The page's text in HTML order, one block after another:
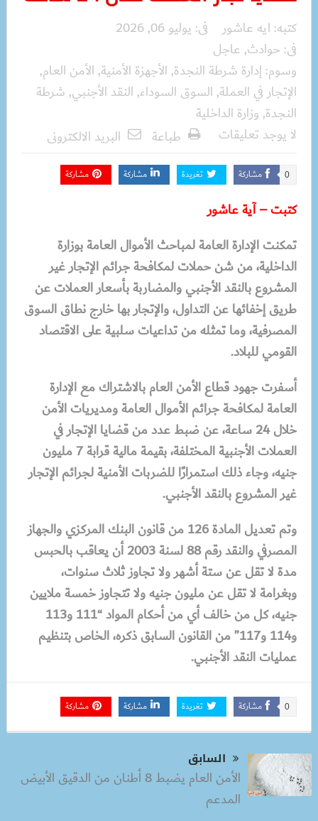
كتبه: ايه عاشور فى: يوليو 06, 2026
فى: حوادث, عاجل
وسوم: إدارة شرطة النجدة, الأجهزة الأمنية, الأمن العام,
الإتجار في العملة, السوق السوداء, النقد الأجنبي, شرطة
النجدة, وزارة الداخلية
لا يوجد تعليقات
طباعة البريد الالكترونى
مشاركة 0 تغريدة مشاركة مشاركة
كتبت – آية عاشور
تمكنت الإدارة العامة لمباحث الأموال العامة بوزارة
الداخلية، من شن حملات لمكافحة جرائم الإتجار غير
المشروع بالنقد الأجنبي والمضاربة بأسعار العملات عن
طريق إخفائها عن التداول، والإتجار بها خارج نطاق السوق
المصرفية، وما تمثله من تداعيات سلبية على الاقتصاد
القومي للبلاد.
أسفرت جهود قطاع الأمن العام بالاشتراك مع الإدارة
العامة لمكافحة جرائم الأموال العامة ومديريات الأمن
خلال 24 ساعة، عن ضبط عدد من قضايا الإتجار في
العملات الأجنبية المختلفة، بقيمة مالية قرابة 7 مليون
جنيه، وجاء ذلك استمرارًا للضربات الأمنية لجرائم الإتجار
غير المشروع بالنقد الأجنبي.
وتم تعديل المادة 126 من قانون البنك المركزي والجهاز
المصرفي والنقد رقم 88 لسنة 2003 أن يعاقب بالحبس
مدة لا تقل عن ستة أشهر ولا تجاوز ثلاث سنوات،
وبغرامة لا تقل عن مليون جنيه ولا تتجاوز خمسة ملايين
جنيه، كل من خالف أي من أحكام المواد “111 و113
و114 و117” من القانون السابق ذكره، الخاص بتنظيم
عمليات النقد الأجنبي.
مشاركة 0 تغريدة مشاركة مشاركة
السابق
الأمن العام يضبط 8 أطنان من الدقيق الأبيض
المدعم